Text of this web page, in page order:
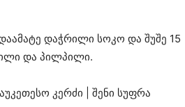
დაჭრილი სოკო და შუშე 15
და პილპილი.